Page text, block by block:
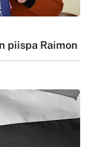
piispa Raimon